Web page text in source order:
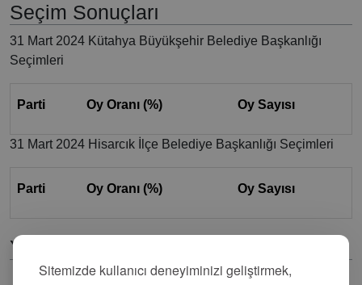
Sitemizde kullanıcı deneyiminizi geliştirmek,
Seçim Sonuçları
31 Mart 2024 Kütahya Büyükşehir Belediye Başkanlığı
Seçimleri
Parti Oy Oranı (%) Oy Sayısı
31 Mart 2024 Hisarcık İlçe Belediye Başkanlığı Seçimleri
Parti Oy Oranı (%) Oy Sayısı
Yorumlar